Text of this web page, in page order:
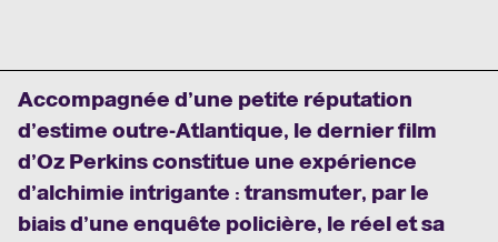
Accompagnée d’une petite réputation
d’estime outre-Atlantique, le dernier film
d’Oz Perkins constitue une expérience
d’alchimie intrigante : transmuter, par le
biais d’une enquête policière, le réel et sa